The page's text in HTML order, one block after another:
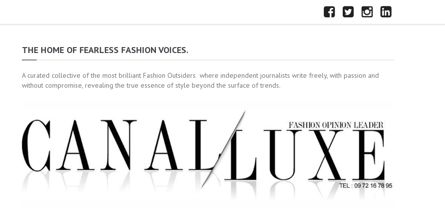
FACEBOOK
X INSTAGRAMLINKEDIN
THE HOME OF FEARLESS FASHION VOICES.
A curated collective of the most brilliant Fashion Outsiders where independent journalists write freely, with passion and
without compromise, revealing the true essence of style beyond the surface of trends.